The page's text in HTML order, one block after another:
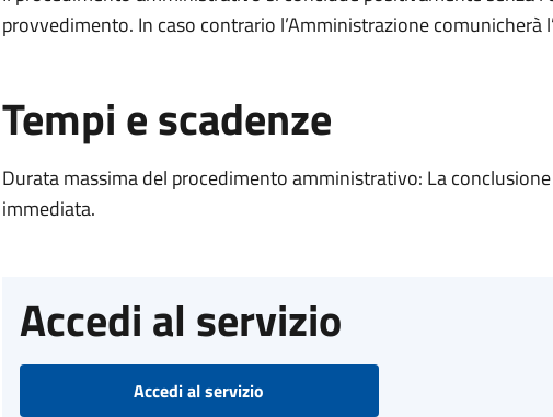
provvedimento. In caso contrario l’Amministrazione comunicherà
Tempi e scadenze
Durata massima del procedimento amministrativo: La
immediata.
Accedi al servizio
Accedi al servizio